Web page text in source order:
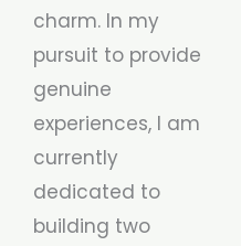
charm. In my
pursuit to provide
genuine
experiences, I am
currently
dedicated to
building two